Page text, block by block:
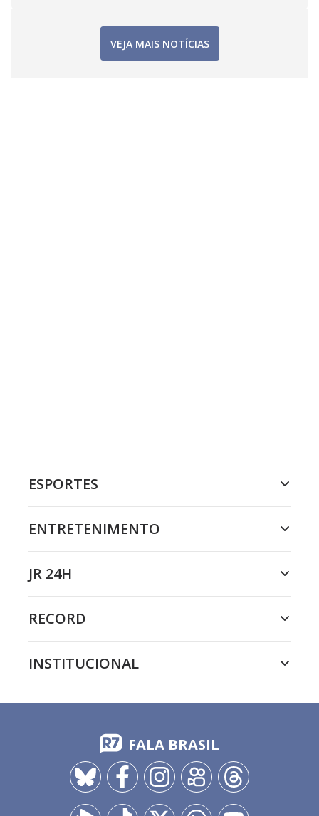
VEJA MAIS NOTÍCIAS
ESPORTES
ENTRETENIMENTO
JR 24H
RECORD
INSTITUCIONAL
FALA BRASIL